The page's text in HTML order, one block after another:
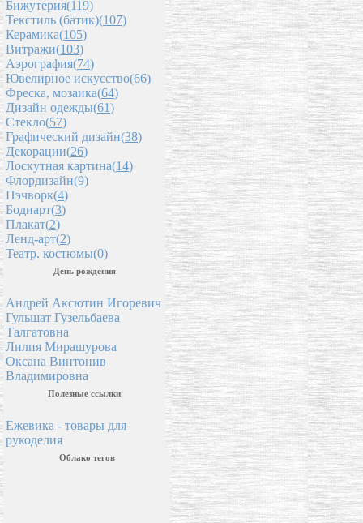
Бижутерия(119)
Текстиль (батик)(107)
Керамика(105)
Витражи(103)
Аэрография(74)
Ювелирное искусство(66)
Фреска, мозаика(64)
Дизайн одежды(61)
Стекло(57)
Графический дизайн(38)
Декорации(26)
Лоскутная картина(14)
Флордизайн(9)
Пэчворк(4)
Бодиарт(3)
Плакат(2)
Ленд-арт(2)
Театр. костюмы(0)
День рождения
Андрей Аксютин Игоревич
Гульшат Гузельбаева
Талгатовна
Лилия Мирашурова
Оксана Винтонив
Владимировна
Полезные ссылки
Ежевика - товары для
рукоделия
Облако тегов